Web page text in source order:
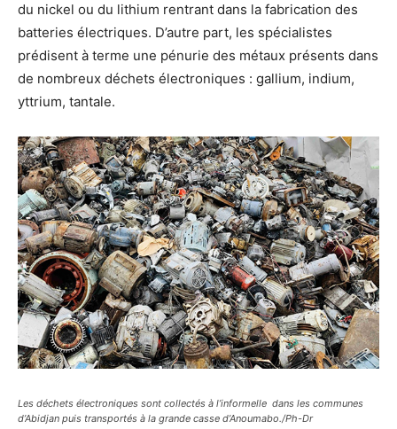
du nickel ou du lithium rentrant dans la fabrication des
batteries électriques. D’autre part, les spécialistes
prédisent à terme une pénurie des métaux présents dans
de nombreux déchets électroniques : gallium, indium,
yttrium, tantale.
Les déchets électroniques sont collectés à l’informelle dans les communes
d’Abidjan puis transportés à la grande casse d’Anoumabo./Ph-Dr